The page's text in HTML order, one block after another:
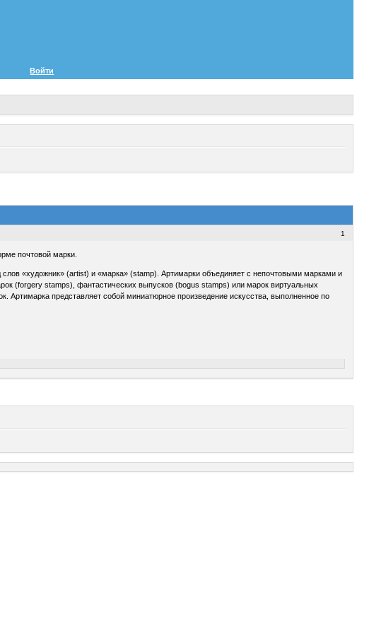
Войти
1
почтовой марки.
«художник» (artist) и «марка» (stamp). Артимарки объединяет с непочтовыми марками и
(forgery stamps), фантастических выпусков (bogus stamps) или марок виртуальных
Артимарка представляет собой миниатюрное произведение искусства, выполненное по